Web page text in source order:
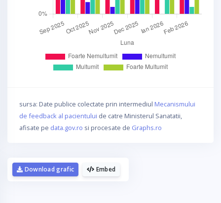
sursa: Date publice colectate prin intermediul Mecanismului
de feedback al pacientului de catre Ministerul Sanatatii,
afisate pe data.gov.ro si procesate de Graphs.ro
Embed
Download grafic